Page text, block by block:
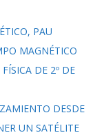
PAU
MAGNÉTICO
DE 2º DE
DESDE
UN SATÉLITE